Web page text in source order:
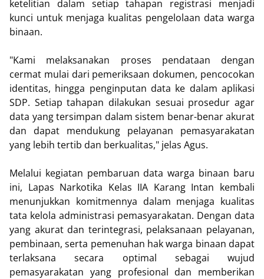
ketelitian dalam setiap tahapan registrasi menjadi
kunci untuk menjaga kualitas pengelolaan data warga
binaan.
"Kami melaksanakan proses pendataan dengan
cermat mulai dari pemeriksaan dokumen, pencocokan
identitas, hingga penginputan data ke dalam aplikasi
SDP. Setiap tahapan dilakukan sesuai prosedur agar
data yang tersimpan dalam sistem benar-benar akurat
dan dapat mendukung pelayanan pemasyarakatan
yang lebih tertib dan berkualitas," jelas Agus.
Melalui kegiatan pembaruan data warga binaan baru
ini, Lapas Narkotika Kelas IIA Karang Intan kembali
menunjukkan komitmennya dalam menjaga kualitas
tata kelola administrasi pemasyarakatan. Dengan data
yang akurat dan terintegrasi, pelaksanaan pelayanan,
pembinaan, serta pemenuhan hak warga binaan dapat
terlaksana secara optimal sebagai wujud
pemasyarakatan yang profesional dan memberikan